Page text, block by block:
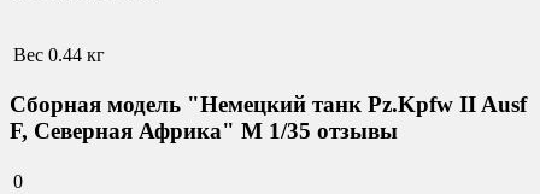
Вес 0.44 кг
Сборная модель "Немецкий танк Pz.Kpfw II Ausf
F, Северная Африка" М 1/35 отзывы
0